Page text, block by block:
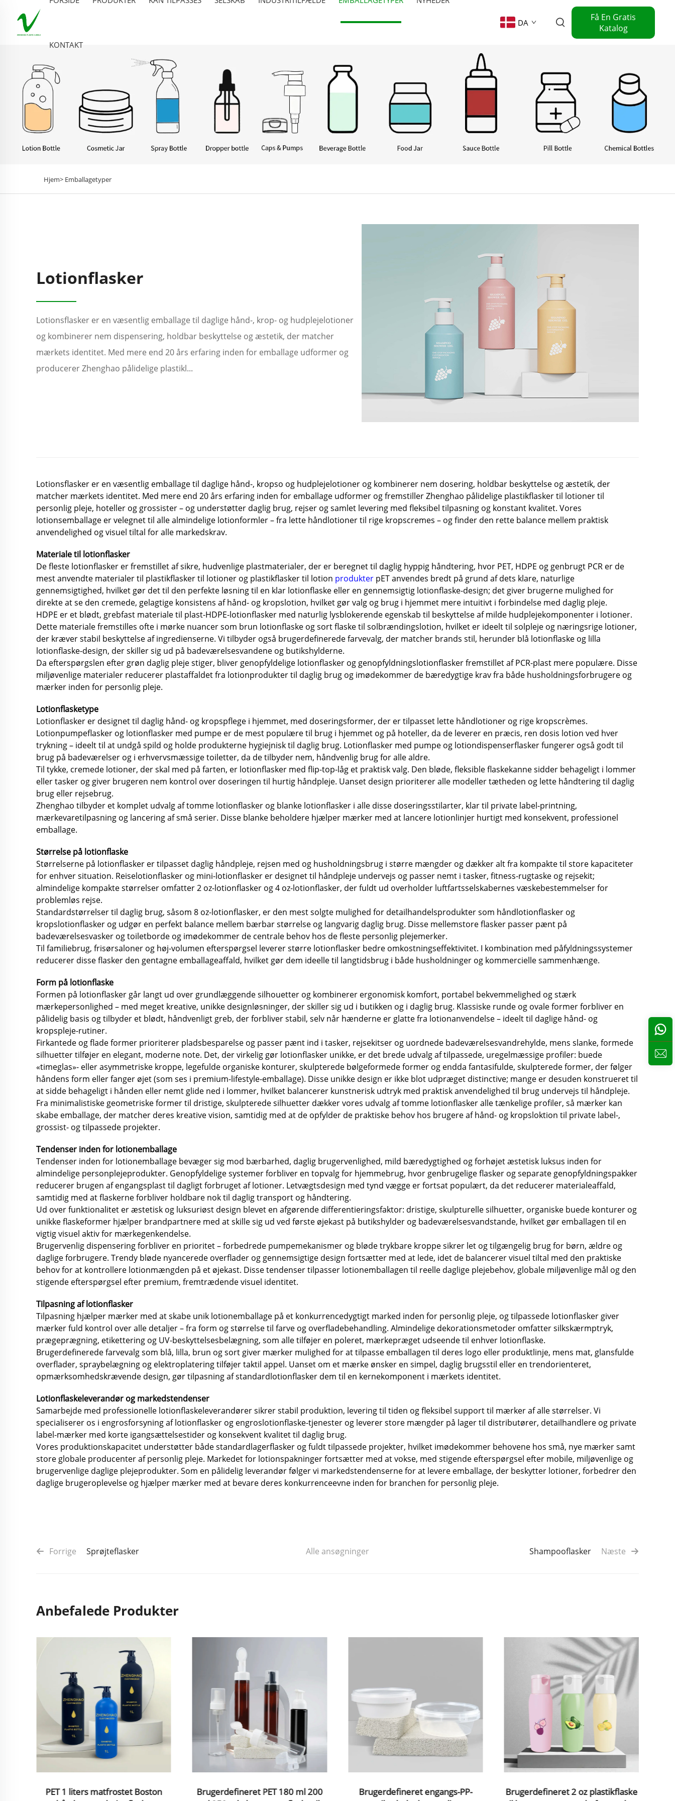
KONTAKT
DA
Få En Gratis
Katalog
Hjem> Emballagetyper
Lotionflasker
Lotionsflasker er en væsentlig emballage til daglige hånd-, krop- og hudplejelotioner
og kombinerer nem dispensering, holdbar beskyttelse og æstetik, der matcher
mærkets identitet. Med mere end 20 års erfaring inden for emballage udformer og
producerer Zhenghao pålidelige plastikl...
Lotionsflasker er en væsentlig emballage til daglige hånd-, kropso og hudplejelotioner og kombinerer nem dosering, holdbar beskyttelse og æstetik, der
matcher mærkets identitet. Med mere end 20 års erfaring inden for emballage udformer og fremstiller Zhenghao pålidelige plastikflasker til lotioner til
personlig pleje, hoteller og grossister – og understøtter daglig brug, rejser og samlet levering med fleksibel tilpasning og konstant kvalitet. Vores
lotionsemballage er velegnet til alle almindelige lotionformler – fra lette håndlotioner til rige kropscremes – og finder den rette balance mellem praktisk
anvendelighed og visuel tiltal for alle markedskrav.
Materiale til lotionflasker
De fleste lotionflasker er fremstillet af sikre, hudvenlige plastmaterialer, der er beregnet til daglig hyppig håndtering, hvor PET, HDPE og genbrugt PCR er de
mest anvendte materialer til plastikflasker til lotioner og plastikflasker til lotion produkter pET anvendes bredt på grund af dets klare, naturlige
gennemsigtighed, hvilket gør det til den perfekte løsning til en klar lotionflaske eller en gennemsigtig lotionflaske-design; det giver brugerne mulighed for
direkte at se den cremede, gelagtige konsistens af hånd- og kropslotion, hvilket gør valg og brug i hjemmet mere intuitivt i forbindelse med daglig pleje.
HDPE er et blødt, grebfast materiale til plast-HDPE-lotionflasker med naturlig lysblokerende egenskab til beskyttelse af milde hudplejekomponenter i lotioner.
Dette materiale fremstilles ofte i mørke nuancer som brun lotionflaske og sort flaske til solbrændingslotion, hvilket er ideelt til solpleje og næringsrige lotioner,
der kræver stabil beskyttelse af ingredienserne. Vi tilbyder også brugerdefinerede farvevalg, der matcher brands stil, herunder blå lotionflaske og lilla
lotionflaske-design, der skiller sig ud på badeværelsesvandene og butikshylderne.
Da efterspørgslen efter grøn daglig pleje stiger, bliver genopfyldelige lotionflasker og genopfyldningslotionflasker fremstillet af PCR-plast mere populære. Disse
miljøvenlige materialer reducerer plastaffaldet fra lotionprodukter til daglig brug og imødekommer de bæredygtige krav fra både husholdningsforbrugere og
mærker inden for personlig pleje.
Lotionflasketype
Lotionflasker er designet til daglig hånd- og kropspflege i hjemmet, med doseringsformer, der er tilpasset lette håndlotioner og rige kropscrèmes.
Lotionpumpeflasker og lotionflasker med pumpe er de mest populære til brug i hjemmet og på hoteller, da de leverer en præcis, ren dosis lotion ved hver
trykning – ideelt til at undgå spild og holde produkterne hygiejnisk til daglig brug. Lotionflasker med pumpe og lotiondispenserflasker fungerer også godt til
brug på badeværelser og i erhvervsmæssige toiletter, da de tilbyder nem, håndvenlig brug for alle aldre.
Til tykke, cremede lotioner, der skal med på farten, er lotionflasker med flip-top-låg et praktisk valg. Den bløde, fleksible flaskekanne sidder behageligt i lommer
eller tasker og giver brugeren nem kontrol over doseringen til hurtig håndpleje. Uanset design prioriterer alle modeller tætheden og lette håndtering til daglig
brug eller rejsebrug.
Zhenghao tilbyder et komplet udvalg af tomme lotionflasker og blanke lotionflasker i alle disse doseringsstilarter, klar til private label-printning,
mærkevaretilpasning og lancering af små serier. Disse blanke beholdere hjælper mærker med at lancere lotionlinjer hurtigt med konsekvent, professionel
emballage.
Størrelse på lotionflaske
Størrelserne på lotionflasker er tilpasset daglig håndpleje, rejsen med og husholdningsbrug i større mængder og dækker alt fra kompakte til store kapaciteter
for enhver situation. Reiselotionflasker og mini-lotionflasker er designet til håndpleje undervejs og passer nemt i tasker, fitness-rugtaske og rejsekit;
almindelige kompakte størrelser omfatter 2 oz-lotionflasker og 4 oz-lotionflasker, der fuldt ud overholder luftfartsselskabernes væskebestemmelser for
problemløs rejse.
Standardstørrelser til daglig brug, såsom 8 oz-lotionflasker, er den mest solgte mulighed for detailhandelsprodukter som håndlotionflasker og
kropslotionflasker og udgør en perfekt balance mellem bærbar størrelse og langvarig daglig brug. Disse mellemstore flasker passer pænt på
badeværelsesvasker og toiletborde og imødekommer de centrale behov hos de fleste personlig plejemerker.
Til familiebrug, frisørsaloner og høj-volumen efterspørgsel leverer større lotionflasker bedre omkostningseffektivitet. I kombination med påfyldningssystemer
reducerer disse flasker den gentagne emballageaffald, hvilket gør dem ideelle til langtidsbrug i både husholdninger og kommercielle sammenhænge.
Form på lotionflaske
Formen på lotionflasker går langt ud over grundlæggende silhouetter og kombinerer ergonomisk komfort, portabel bekvemmelighed og stærk
mærkepersonlighed – med meget kreative, unikke designløsninger, der skiller sig ud i butikken og i daglig brug. Klassiske runde og ovale former forbliver en
pålidelig basis og tilbyder et blødt, håndvenligt greb, der forbliver stabil, selv når hænderne er glatte fra lotionanvendelse – ideelt til daglige hånd- og
kropspleje-rutiner.
Firkantede og flade former prioriterer pladsbesparelse og passer pænt ind i tasker, rejsekitser og uordnede badeværelsesvandrehylde, mens slanke, formede
silhuetter tilføjer en elegant, moderne note. Det, der virkelig gør lotionflasker unikke, er det brede udvalg af tilpassede, uregelmæssige profiler: buede
«timeglas»- eller asymmetriske kroppe, legefulde organiske konturer, skulpterede bølgeformede former og endda fantasifulde, skulpterede former, der følger
håndens form eller fanger øjet (som ses i premium-lifestyle-emballage). Disse unikke design er ikke blot udpræget distinctive; mange er desuden konstrueret til
at sidde behageligt i hånden eller nemt glide ned i lommer, hvilket balancerer kunstnerisk udtryk med praktisk anvendelighed til brug undervejs til håndpleje.
Fra minimalistiske geometriske former til dristige, skulpterede silhuetter dækker vores udvalg af tomme lotionflasker alle tænkelige profiler, så mærker kan
skabe emballage, der matcher deres kreative vision, samtidig med at de opfylder de praktiske behov hos brugere af hånd- og kropsloktion til private label-,
grossist- og tilpassede projekter.
Tendenser inden for lotionemballage
Tendenser inden for lotionemballage bevæger sig mod bærbarhed, daglig brugervenlighed, mild bæredygtighed og forhøjet æstetisk luksus inden for
almindelige personplejeprodukter. Genopfyldelige systemer forbliver en topvalg for hjemmebrug, hvor genbrugelige flasker og separate genopfyldningspakker
reducerer brugen af engangsplast til dagligt forbruget af lotioner. Letvægtsdesign med tynd vægge er fortsat populært, da det reducerer materialeaffald,
samtidig med at flaskerne forbliver holdbare nok til daglig transport og håndtering.
Ud over funktionalitet er æstetisk og luksuriøst design blevet en afgørende differentieringsfaktor: dristige, skulpturelle silhuetter, organiske buede konturer og
unikke flaskeformer hjælper brandpartnere med at skille sig ud ved første øjekast på butikshylder og badeværelsesvandstande, hvilket gør emballagen til en
vigtig visuel aktiv for mærkegenkendelse.
Brugervenlig dispensering forbliver en prioritet – forbedrede pumpemekanismer og bløde trykbare kroppe sikrer let og tilgængelig brug for børn, ældre og
daglige forbrugere. Trendy bløde nyancerede overflader og gennemsigtige design fortsætter med at lede, idet de balancerer visuel tiltal med den praktiske
behov for at kontrollere lotionmængden på et øjekast. Disse tendenser tilpasser lotionemballagen til reelle daglige plejebehov, globale miljøvenlige mål og den
stigende efterspørgsel efter premium, fremtrædende visuel identitet.
Tilpasning af lotionflasker
Tilpasning hjælper mærker med at skabe unik lotionemballage på et konkurrencedygtigt marked inden for personlig pleje, og tilpassede lotionflasker giver
mærker fuld kontrol over alle detaljer – fra form og størrelse til farve og overfladebehandling. Almindelige dekorationsmetoder omfatter silkskærmptryk,
prægeprægning, etikettering og UV-beskyttelsesbelægning, som alle tilføjer en poleret, mærkepræget udseende til enhver lotionflaske.
Brugerdefinerede farvevalg som blå, lilla, brun og sort giver mærker mulighed for at tilpasse emballagen til deres logo eller produktlinje, mens mat, glansfulde
overflader, spraybelægning og elektroplatering tilføjer taktil appel. Uanset om et mærke ønsker en simpel, daglig brugsstil eller en trendorienteret,
opmærksomhedskrævende design, gør tilpasning af standardlotionflasker dem til en kernekomponent i mærkets identitet.
Lotionflaskeleverandør og markedstendenser
Samarbejde med professionelle lotionflaskeleverandører sikrer stabil produktion, levering til tiden og fleksibel support til mærker af alle størrelser. Vi
specialiserer os i engrosforsyning af lotionflasker og engroslotionflaske-tjenester og leverer store mængder på lager til distributører, detailhandlere og private
label-mærker med korte igangsættelsestider og konsekvent kvalitet til daglig brug.
Vores produktionskapacitet understøtter både standardlagerflasker og fuldt tilpassede projekter, hvilket imødekommer behovene hos små, nye mærker samt
store globale producenter af personlig pleje. Markedet for lotionspakninger fortsætter med at vokse, med stigende efterspørgsel efter mobile, miljøvenlige og
brugervenlige daglige plejeprodukter. Som en pålidelig leverandør følger vi markedstendenserne for at levere emballage, der beskytter lotioner, forbedrer den
daglige brugeroplevelse og hjælper mærker med at bevare deres konkurrenceevne inden for branchen for personlig pleje.
Forrige Sprøjteflasker Alle ansøgninger Næste
Shampooflasker
Anbefalede Produkter
PET 1 liters matfrostet Boston
Brugerdefineret PET 180 ml 200
Brugerdefineret engangs-PP-
Brugerdefineret 2 oz plastikflaske